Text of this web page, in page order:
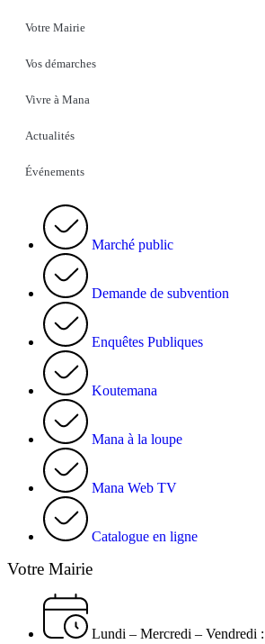
Votre Mairie
Vos démarches
Vivre à Mana
Actualités
Événements
Marché public
Demande de subvention
Enquêtes Publiques
Koutemana
Mana à la loupe
Mana Web TV
Catalogue en ligne
Votre Mairie
Lundi – Mercredi – Vendredi